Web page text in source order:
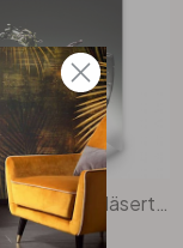
Wallprint Lukman - Gläsertanz